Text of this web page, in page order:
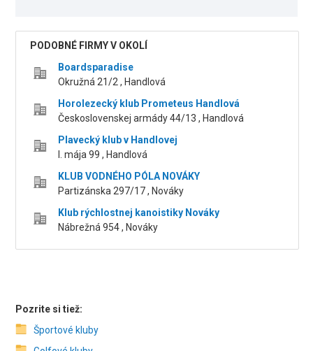
PODOBNÉ FIRMY V OKOLÍ
Boardsparadise
Okružná 21/2 , Handlová
Horolezecký klub Prometeus Handlová
Československej armády 44/13 , Handlová
Plavecký klub v Handlovej
l. mája 99 , Handlová
KLUB VODNÉHO PÓLA NOVÁKY
Partizánska 297/17 , Nováky
Klub rýchlostnej kanoistiky Nováky
Nábrežná 954 , Nováky
Pozrite si tiež:
Športové kluby